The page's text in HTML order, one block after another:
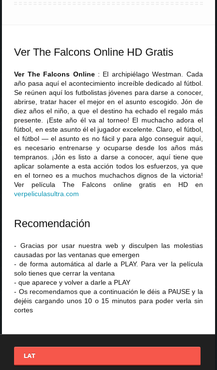
Ver The Falcons Online HD Gratis
Ver The Falcons Online : El archipiélago Westman. Cada
año pasa aquí el acontecimiento increíble dedicado al fútbol.
Se reúnen aquí los futbolistas jóvenes para darse a conocer,
abrirse, tratar hacer el mejor en el asunto escogido. Jón de
diez años el niño, a que el destino ha echado el regalo más
presente. ¡Este año él va al torneo! El muchacho adora el
fútbol, en este asunto él el jugador excelente. Claro, el fútbol,
el fútbol — el asunto es no fácil y para algo conseguir aquí,
es necesario entrenarse y ocuparse desde los años más
tempranos. ¡Jón es listo a darse a conocer, aquí tiene que
aplicar solamente a esta acción todos los esfuerzos, ya que
en el torneo es a muchos muchachos dignos de la victoria!
Ver película The Falcons online gratis en HD en
verpeliculasultra .com
Recomendación
- Gracias por usar nuestra web y disculpen las molestias
causadas por las ventanas que emergen
- de forma automática al darle a PLAY. Para ver la película
solo tienes que cerrar la ventana
- que aparece y volver a darle a PLAY
- Os recomendamos que a continuación le déis a PAUSE y la
dejéis cargando unos 10 o 15 minutos para poder verla sin
cortes
LAT